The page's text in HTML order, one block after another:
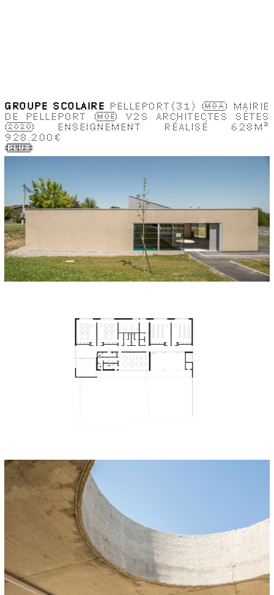
GROUPE SCOLAIRE PELLEPORT(31) MOA
MAIRIE
DE PELLEPORT
MOE
V2S ARCHITECTES SÈTES
2020
ENSEIGNEMENT RÉALISÉ 628M 2
928.200€
(Plus)